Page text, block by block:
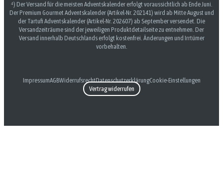
⁴) Der Versand für die meisten Adventskalender erfolgt voraussichtlich ab Ende Juni.
Der Premium Gourmet Adventskalender (Artikel-Nr. 202141) wird ab Mitte August und
der Tartufi Adventskalender (Artikel-Nr. 202607) ab September versendet. Die
Versandzeiträume sind der jeweiligen Produktdetailseite zu entnehmen. Der
Versand innerhalb Deutschlands erfolgt kostenfrei. Änderungen und Irrtümer
vorbehalten.
ImpressumAGBWiderrufsrechtDatenschutzerklärungCookie-Einstellungen
Vertrag widerrufen